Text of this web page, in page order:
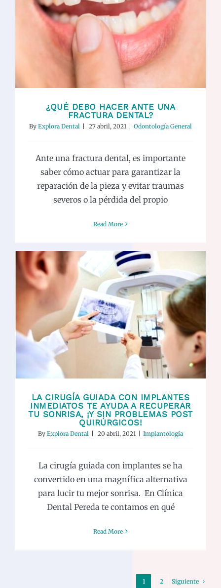
¿Qué debo hacer ante una fractura
dental?
Odontología General
¿QUÉ DEBO HACER ANTE UNA
FRACTURA DENTAL?
By Explora Dental | 27 abril, 2021 | Odontología General
Ante una fractura dental, es importante
saber cómo actuar para garantizar la
reparación de la pieza y evitar traumas
severos o la pérdida del propio
Read More
La cirugía guiada con implantes
inmediatos te ayuda a recuperar tu
sonrisa, ¡y sin problemas post
quirúrgicos!
Implantología
LA CIRUGÍA GUIADA CON IMPLANTES
INMEDIATOS TE AYUDA A RECUPERAR
TU SONRISA, ¡Y SIN PROBLEMAS POST
QUIRÚRGICOS!
By Explora Dental | 20 abril, 2021 | Implantología
La cirugía guiada con implantes se ha
convertido en una magnífica alternativa
para lucir tu mejor sonrisa. En Clínica
Dental Pereda te contamos en qué
Read More
1 2 Siguiente